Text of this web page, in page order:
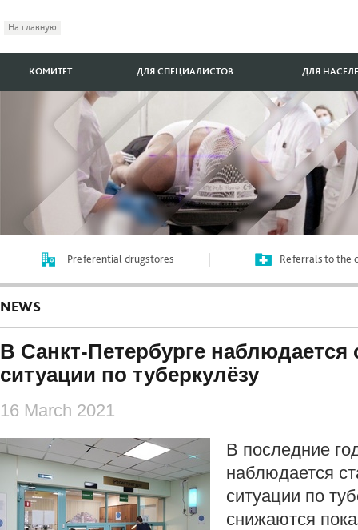
На главную
КОМИТЕТ ДЛЯ СПЕЦИАЛИСТОВ ДЛЯ
Preferential drugstores Referrals to the
NEWS
В Санкт-Петербурге
ситуации по туберкулёзу
16 March 2021
В последние
наблюдается
ситуации по
снижаются